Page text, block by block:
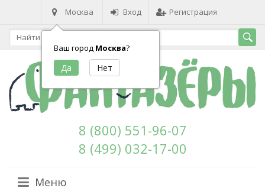
Москва
Ваш город Москва?
Вход Регистрация
8 (800) 551-96-07
8 (499) 032-17-00
Меню